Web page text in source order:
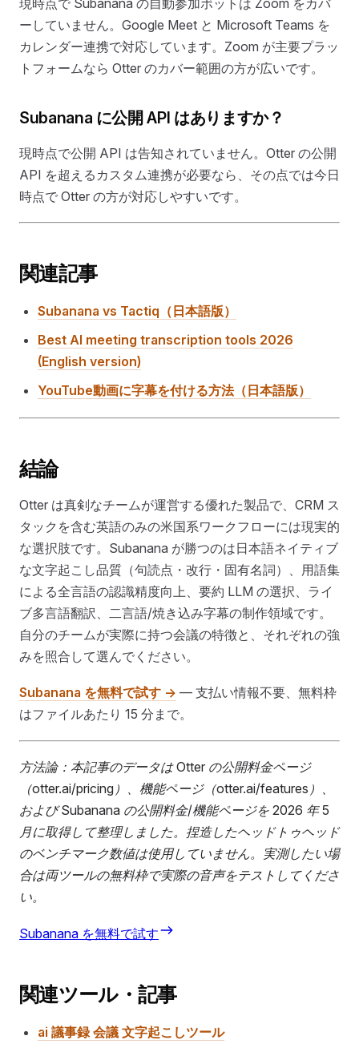
現時点で Subanana の自動参加ボットは Zoom をカバ
ーしていません。Google Meet と Microsoft Teams を
カレンダー連携で対応しています。Zoom が主要プラッ
トフォームなら Otter のカバー範囲の方が広いです。
Subanana に公開 API はありますか？
現時点で公開 API は告知されていません。Otter の公開
API を超えるカスタム連携が必要なら、その点では今日
時点で Otter の方が対応しやすいです。
関連記事
Subanana vs Tactiq（日本語版）
Best AI meeting transcription tools 2026
(English version)
YouTube動画に字幕を付ける方法（日本語版）
結論
Otter は真剣なチームが運営する優れた製品で、CRM ス
タックを含む英語のみの米国系ワークフローには現実的
な選択肢です。Subanana が勝つのは日本語ネイティブ
な文字起こし品質（句読点・改行・固有名詞）、用語集
による全言語の認識精度向上、要約 LLM の選択、ライ
ブ多言語翻訳、二言語/焼き込み字幕の制作領域です。
自分のチームが実際に持つ会議の特徴と、それぞれの強
みを照合して選んでください。
Subanana を無料で試す → — 支払い情報不要、無料枠
はファイルあたり 15 分まで。
方法論：本記事のデータは Otter の公開料金ページ
（otter.ai/pricing）、機能ページ（otter.ai/features）、
および Subanana の公開料金/機能ページを 2026 年 5
月に取得して整理しました。捏造したヘッドトゥヘッド
のベンチマーク数値は使用していません。実測したい場
合は両ツールの無料枠で実際の音声をテストしてくださ
い。
Subanana を無料で試す
関連ツール・記事
ai 議事録 会議 文字起こしツール